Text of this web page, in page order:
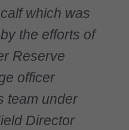
which was
the efforts of
Reserve
officer
team under
Director